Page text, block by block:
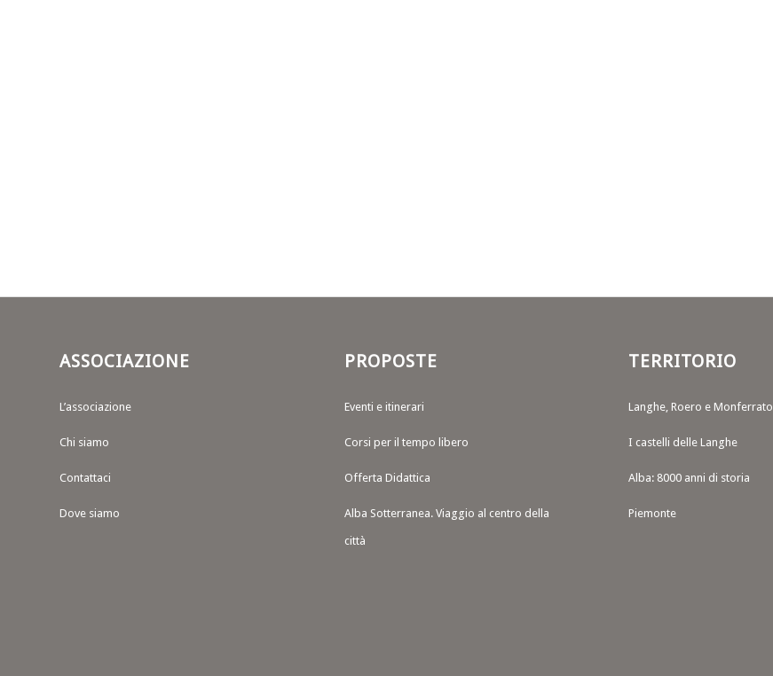
ASSOCIAZIONE
L’associazione
Chi siamo
Contattaci
Dove siamo
PROPOSTE
Eventi e itinerari
Corsi per il tempo libero
Offerta Didattica
Alba Sotterranea. Viaggio al centro della
città
TERRITORIO
Langhe, Roero e Monferrato
I castelli delle Langhe
Alba: 8000 anni di storia
Piemonte